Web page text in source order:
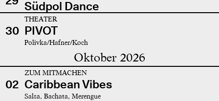
Südpol Dance
30
THEATER
PIVOT
Polivka/Hafner/Koch
Oktober 2026
02
ZUM MITMACHEN
Caribbean Vibes
Salsa, Bachata, Merengue